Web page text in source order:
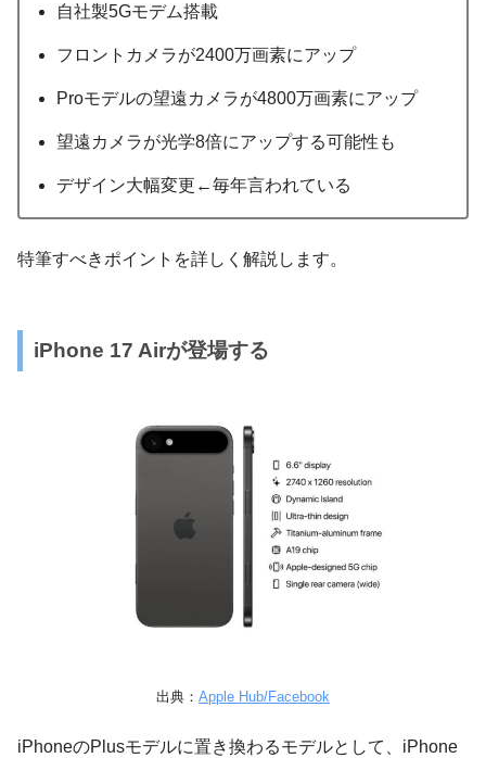
自社製5Gモデム搭載
フロントカメラが2400万画素にアップ
Proモデルの望遠カメラが4800万画素にアップ
望遠カメラが光学8倍にアップする可能性も
デザイン大幅変更←毎年言われている
特筆すべきポイントを詳しく解説します。
iPhone 17 Airが登場する
出典： Apple Hub/Facebook
iPhoneのPlusモデルに置き換わるモデルとして、iPhone